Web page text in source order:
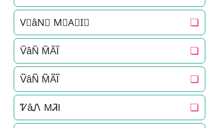
V⃘âN⃘ M⃘A⃘I⃘ ❏
V᷈âN᷈ M᷈A᷈I᷈ ❏
V͆âN͆ M͆A͆I͆ ❏
ᏤâᏁ MᏘI ❏